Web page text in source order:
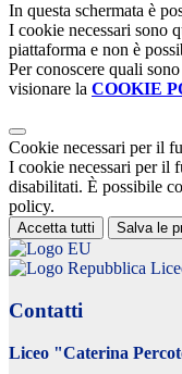
In questa schermata è
I cookie necessari sono
piattaforma e non è
Per conoscere quali
visionare la COOKIE
Cookie necessari per il
I cookie necessari per il
disabilitati. È possibile
policy.
Accetta tutti Salva le
Contatti
Liceo "Caterina